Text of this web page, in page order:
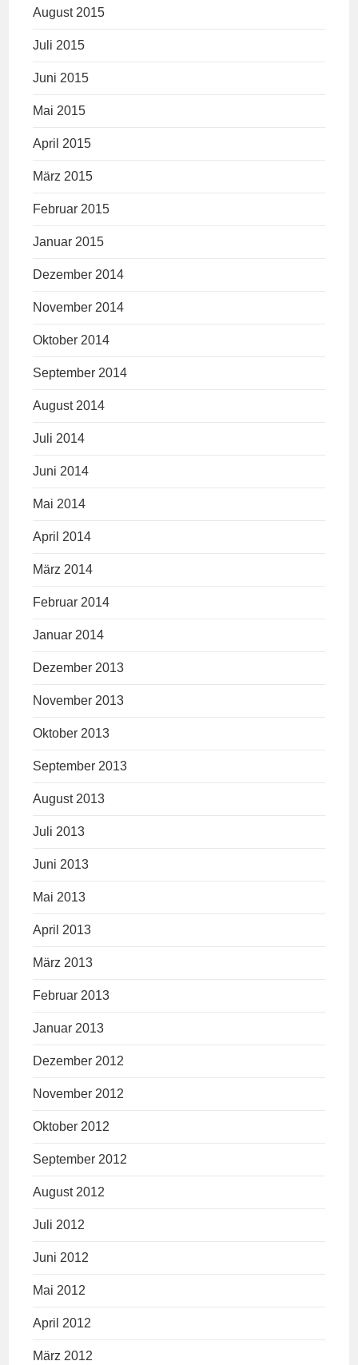
August 2015
Juli 2015
Juni 2015
Mai 2015
April 2015
März 2015
Februar 2015
Januar 2015
Dezember 2014
November 2014
Oktober 2014
September 2014
August 2014
Juli 2014
Juni 2014
Mai 2014
April 2014
März 2014
Februar 2014
Januar 2014
Dezember 2013
November 2013
Oktober 2013
September 2013
August 2013
Juli 2013
Juni 2013
Mai 2013
April 2013
März 2013
Februar 2013
Januar 2013
Dezember 2012
November 2012
Oktober 2012
September 2012
August 2012
Juli 2012
Juni 2012
Mai 2012
April 2012
März 2012